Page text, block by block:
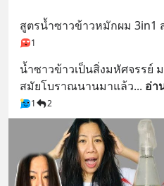
สูตรน้ำซาวข้าวหมักผม
1
น้ำซาวข้าวเป็นสิ่งมหัศจรรย์
สมัยโบราณนานมาแล้ว... อ่า
1 2